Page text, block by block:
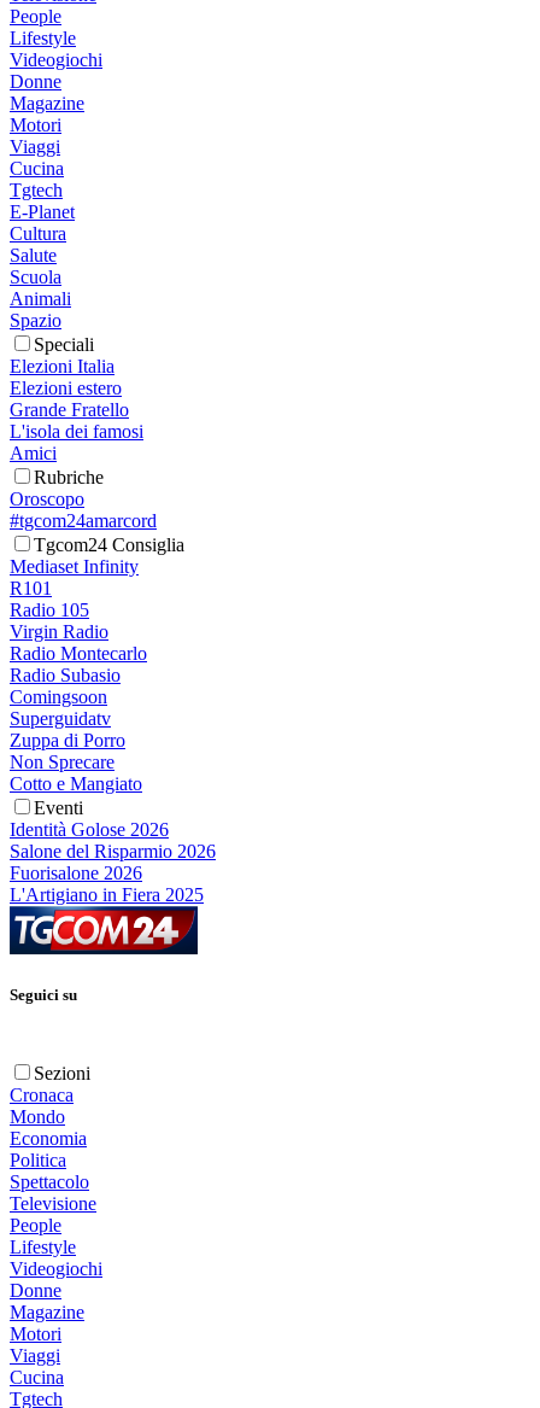
People
Lifestyle
Videogiochi
Donne
Magazine
Motori
Viaggi
Cucina
Tgtech
E-Planet
Cultura
Salute
Scuola
Animali
Spazio
Speciali
Elezioni Italia
Elezioni estero
Grande Fratello
L'isola dei famosi
Amici
Rubriche
Oroscopo
#tgcom24amarcord
Tgcom24 Consiglia
Mediaset Infinity
R101
Radio 105
Virgin Radio
Radio Montecarlo
Radio Subasio
Comingsoon
Superguidatv
Zuppa di Porro
Non Sprecare
Cotto e Mangiato
Eventi
Identità Golose 2026
Salone del Risparmio 2026
Fuorisalone 2026
L'Artigiano in Fiera 2025
Seguici su
Sezioni
Cronaca
Mondo
Economia
Politica
Spettacolo
Televisione
People
Lifestyle
Videogiochi
Donne
Magazine
Motori
Viaggi
Cucina
Tgtech